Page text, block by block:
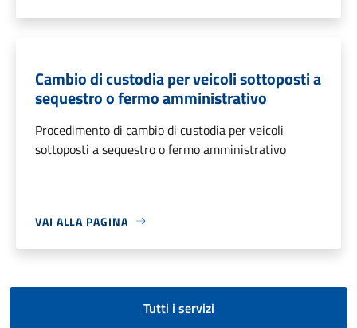
Cambio di custodia per veicoli sottoposti a
sequestro o fermo amministrativo
Procedimento di cambio di custodia per veicoli
sottoposti a sequestro o fermo amministrativo
VAI ALLA PAGINA
Tutti i servizi